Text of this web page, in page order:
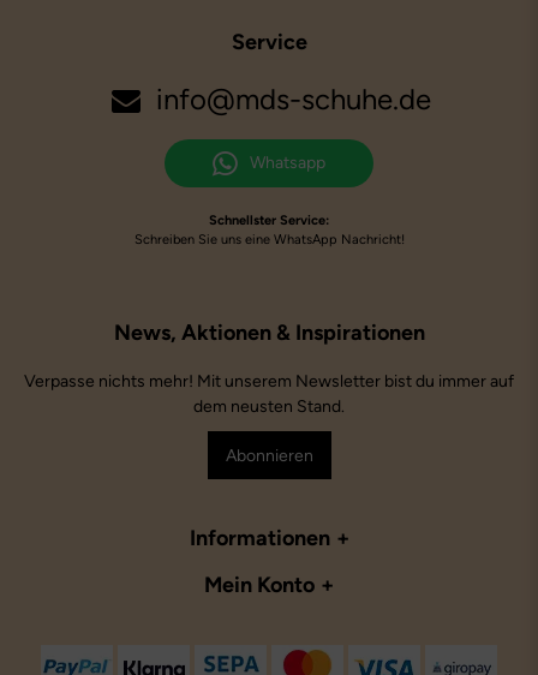
Service
info@mds-schuhe.de
Whatsapp
Schnellster Service:
Schreiben Sie uns eine WhatsApp Nachricht!
Informationen
Mein Konto
Verpasse nichts mehr! Mit unserem Newsletter bist du immer auf
dem neusten Stand.
Abonnieren